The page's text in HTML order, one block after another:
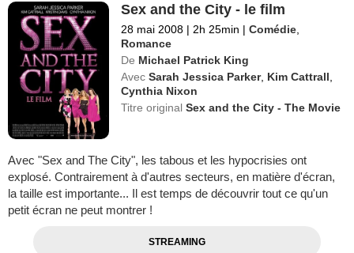
Sex and the City - le film
28 mai 2008 | 2h 25min | Comédie
Romance
De Michael Patrick King
Avec Sarah Jessica Parker, Kim Cattrall
Cynthia Nixon
Titre originalSex and the City - The Movie
Avec "Sex and The City", les tabous et les hypocrisies ont
explosé. Contrairement à d'autres secteurs, en matière d'écran,
la taille est importante... Il est temps de découvrir tout ce qu'un
petit écran ne peut montrer !
STREAMING